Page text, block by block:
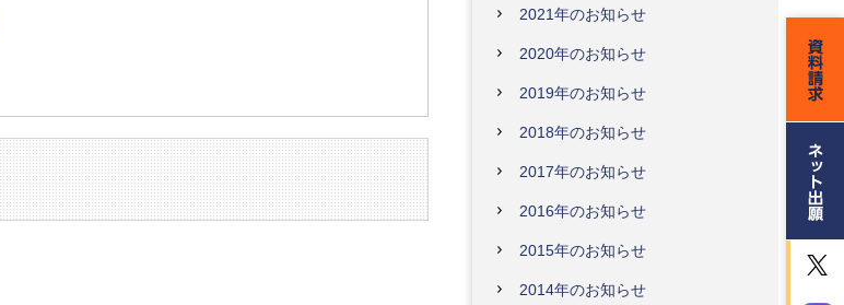
2021年のお知らせ
2020年のお知らせ
2019年のお知らせ
2018年のお知らせ
2017年のお知らせ
2016年のお知らせ
2015年のお知らせ
2014年のお知らせ